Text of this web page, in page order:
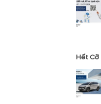
Hết Cỡ